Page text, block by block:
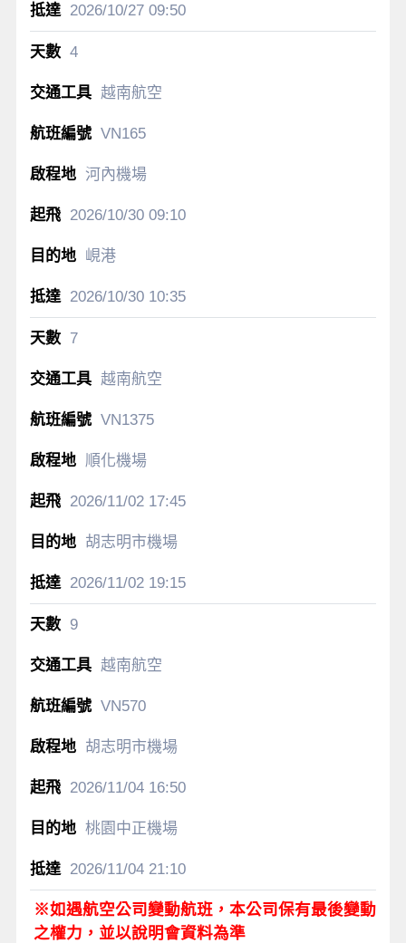
2026/10/2709:50
4
越南航空
VN165
河內機場
2026/10/3009:10
峴港
2026/10/3010:35
7
越南航空
VN1375
順化機場
2026/11/0217:45
胡志明市機場
2026/11/0219:15
9
越南航空
VN570
胡志明市機場
2026/11/0416:50
桃園中正機場
2026/11/0421:10
※如遇航空公司變動航班，本公司保有最後變動
之權力，並以說明會資料為準